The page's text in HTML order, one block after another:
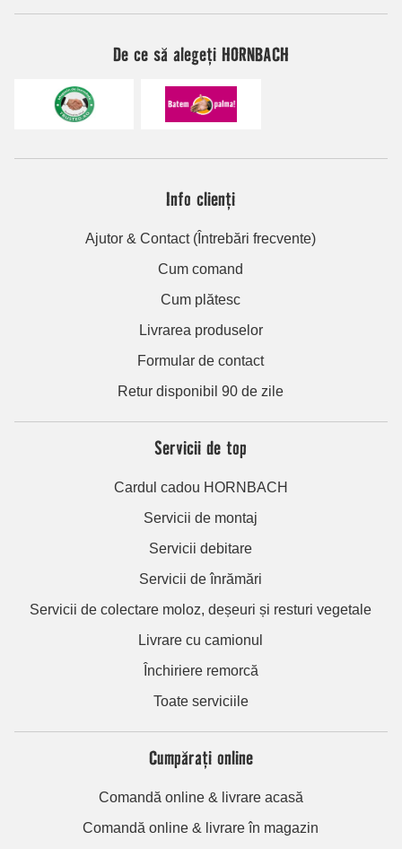
De ce să alegeți HORNBACH
Info clienți
Ajutor & Contact (Întrebări frecvente)
Cum comand
Cum plătesc
Livrarea produselor
Formular de contact
Retur disponibil 90 de zile
Servicii de top
Cardul cadou HORNBACH
Servicii de montaj
Servicii debitare
Servicii de înrămări
Servicii de colectare moloz, deșeuri și resturi vegetale
Livrare cu camionul
Închiriere remorcă
Toate serviciile
Cumpărați online
Comandă online & livrare acasă
Comandă online & livrare în magazin